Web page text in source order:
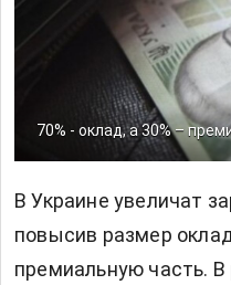
70% - оклад, а 30% –
В Украине увеличат
повысив размер
премиальную часть. В